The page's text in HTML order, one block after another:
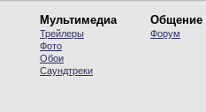
Мультимедиа
Трейлеры
Фото
Обои
Саундтреки
Общение
Форум